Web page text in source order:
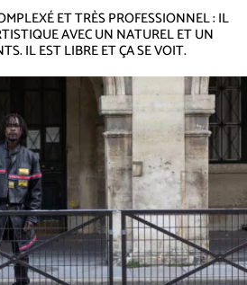
ET TRÈS PROFESSIONNEL : IL
AVEC UN NATUREL ET UN
IL EST LIBRE ET ÇA SE VOIT.